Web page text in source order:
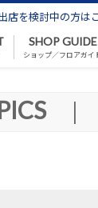
店を検討中の方は
SHOP GUIDE
ショップ／フロアガイ
|